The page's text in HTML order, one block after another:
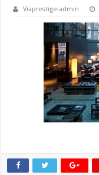
Viaprestige-admin